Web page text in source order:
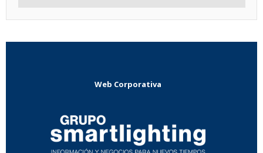
Web Corporativa